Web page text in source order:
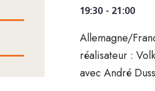
19:30 - 21:00
Allemagne/
réalisateur :
avec André